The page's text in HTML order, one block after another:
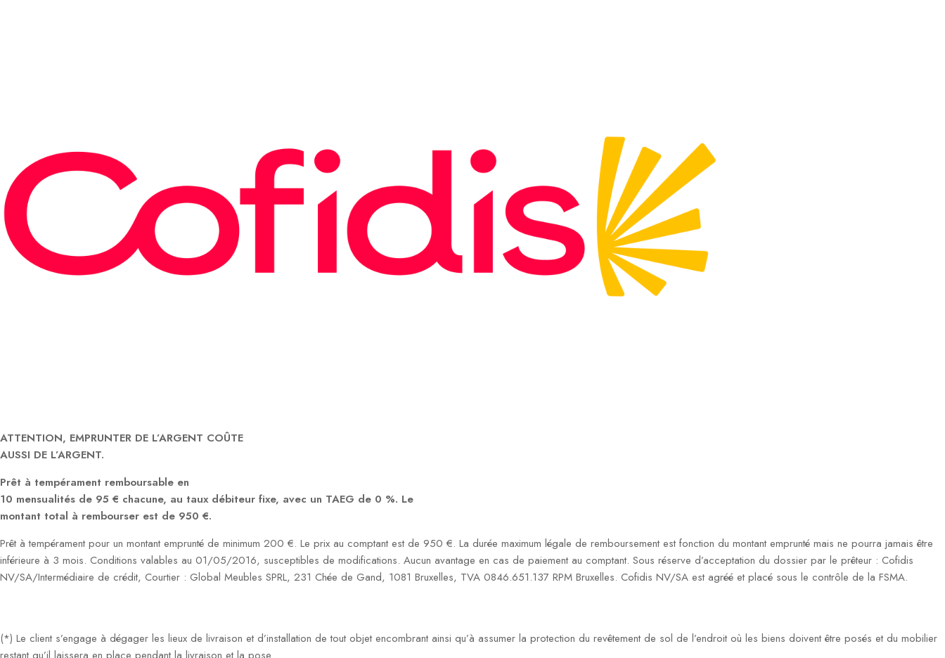
ATTENTION, EMPRUNTER DE L’ARGENT COÛTE
AUSSI DE L’ARGENT.
Prêt à tempérament remboursable en
10 mensualités de 95 € chacune, au taux débiteur fixe, avec un TAEG de 0 %. Le
montant total à rembourser est de 950 €.
Prêt à tempérament pour un montant emprunté de minimum 200 €. Le prix au comptant est de 950 €. La durée maximum légale de remboursement est fonction du montant emprunté mais ne pourra jamais être
inférieure à 3 mois. Conditions valables au 01/05/2016, susceptibles de modifications. Aucun avantage en cas de paiement au comptant. Sous réserve d’acceptation du dossier par le prêteur : Cofidis
NV/SA/Intermédiaire de crédit, Courtier : Global Meubles SPRL, 231 Chée de Gand, 1081 Bruxelles, TVA 0846.651.137 RPM Bruxelles. Cofidis NV/SA est agréé et placé sous le contrôle de la FSMA.
(*) Le client s’engage à dégager les lieux de livraison et d’installation de tout objet encombrant ainsi qu’à assumer la protection du revêtement de sol de l’endroit où les biens doivent être posés et du mobilier